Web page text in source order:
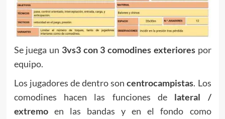
Se juega un 3vs3 con 3 comodines exteriorespor
equipo.
Los jugadores de dentro soncentrocampistas. Los
comodines hacen las funciones de lateral /
extremoen las bandas y en el fondo como